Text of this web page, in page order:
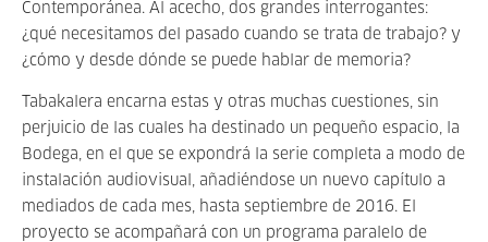
Contemporánea. Al acecho, dos grandes interrogantes:
¿qué necesitamos del pasado cuando se trata de trabajo? y
¿cómo y desde dónde se puede hablar de memoria?
Tabakalera encarna estas y otras muchas cuestiones, sin
perjuicio de las cuales ha destinado un pequeño espacio, la
Bodega, en el que se expondrá la serie completa a modo de
instalación audiovisual, añadiéndose un nuevo capítulo a
mediados de cada mes, hasta septiembre de 2016. El
proyecto se acompañará con un programa paralelo de